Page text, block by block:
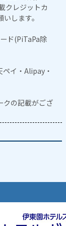
クレジットカ
します。
ド(PiTaPa除
ペイ・Alipay・
クの記載がござ